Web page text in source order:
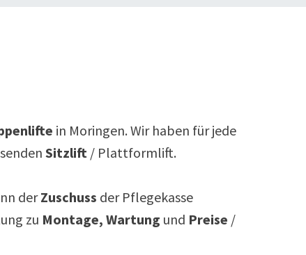
in Moringen. Wir haben für jede
Sitzlift / Plattformlift.
derZuschuss der Pflegekasse
zu Montage, Wartung und Preise /